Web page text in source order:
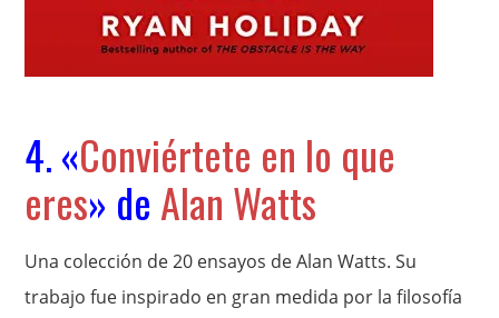
4. «Conviértete en lo que
eres» de Alan Watts
Una colección de 20 ensayos de Alan Watts. Su
trabajo fue inspirado en gran medida por la filosofía